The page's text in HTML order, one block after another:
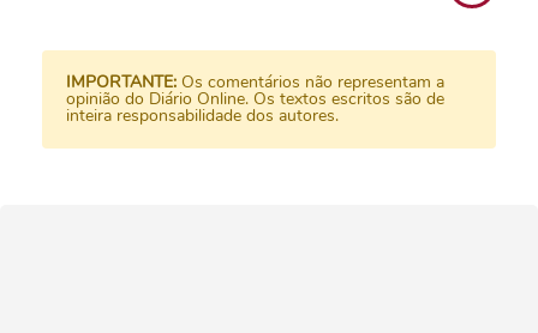
IMPORTANTE: Os comentários não representam a
opinião do Diário Online. Os textos escritos são de
inteira responsabilidade dos autores.